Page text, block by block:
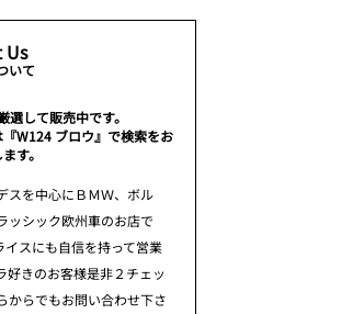
いて
して販売中です。
W124 ブロウ』で検索をお
す。
スを中心にＢＭＷ、ボル
ッシック欧州車のお店で
イスにも自信を持って営業
好きのお客様是非２チェッ
らでもお問い合わせ下さ